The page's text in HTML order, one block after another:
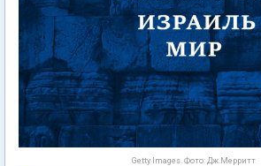
Getty Images. Фото: Дж.Мерритт